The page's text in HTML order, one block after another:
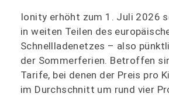
Ionity erhöht zum 1. Juli 2026
in weiten Teilen des
Schnellladenetzes – also
der Sommerferien. Betroffen
Tarife, bei denen der Preis pro
im Durchschnitt um rund vier